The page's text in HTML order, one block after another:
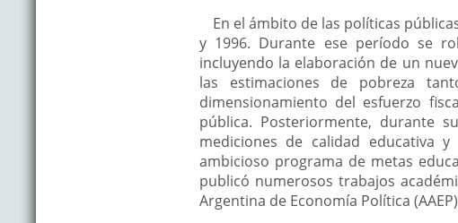
En el ámbito de las políticas
y 1996. Durante ese período se
incluyendo la elaboración de un
las estimaciones de pobreza
dimensionamiento del esfuerzo
pública. Posteriormente, durante
mediciones de calidad educativa
ambicioso programa de metas
publicó numerosos trabajos
Argentina de Economía Política